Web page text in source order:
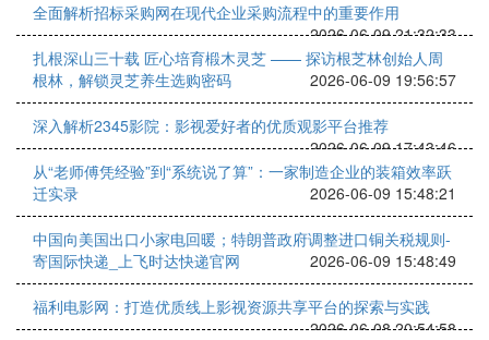
全面解析招标采购网在现代企业采购流程中的重要作用
2026-06-09 21:32:33
扎根深山三十载 匠心培育椴木灵芝 —— 探访根芝林创始人周
根林，解锁灵芝养生选购密码
2026-06-09 19:56:57
深入解析2345影院：影视爱好者的优质观影平台推荐
2026-06-09 17:43:46
从“老师傅凭经验”到“系统说了算”：一家制造企业的装箱效率跃
迁实录
2026-06-09 15:48:21
中国向美国出口小家电回暖；特朗普政府调整进口铜关税规则-
寄国际快递_上飞时达快递官网
2026-06-09 15:48:49
福利电影网：打造优质线上影视资源共享平台的探索与实践
2026-06-08 20:54:58